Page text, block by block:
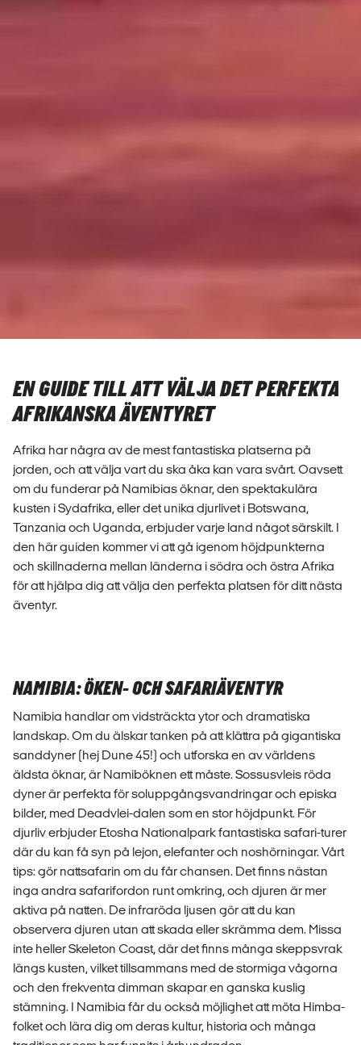
EN GUIDE TILL ATT VÄLJA DET PERFEKTA
AFRIKANSKA ÄVENTYRET
Afrika har några av de mest fantastiska platserna på
jorden, och att välja vart du ska åka kan vara svårt. Oavsett
om du funderar på Namibias öknar, den spektakulära
kusten i Sydafrika, eller det unika djurlivet i Botswana,
Tanzania och Uganda, erbjuder varje land något särskilt. I
den här guiden kommer vi att gå igenom höjdpunkterna
och skillnaderna mellan länderna i södra och östra Afrika
för att hjälpa dig att välja den perfekta platsen för ditt nästa
äventyr.
NAMIBIA: ÖKEN- OCH SAFARIÄVENTYR
Namibia handlar om vidsträckta ytor och dramatiska
landskap. Om du älskar tanken på att klättra på gigantiska
sanddyner (hej Dune 45!) och utforska en av världens
äldsta öknar, är Namiböknen ett måste. Sossusvleis röda
dyner är perfekta för soluppgångsvandringar och episka
bilder, med Deadvlei-dalen som en stor höjdpunkt. För
djurliv erbjuder Etosha Nationalpark fantastiska safari-turer
där du kan få syn på lejon, elefanter och noshörningar. Vårt
tips: gör nattsafarin om du får chansen. Det finns nästan
inga andra safarifordon runt omkring, och djuren är mer
aktiva på natten. De infraröda ljusen gör att du kan
observera djuren utan att skada eller skrämma dem. Missa
inte heller Skeleton Coast, där det finns många skeppsvrak
längs kusten, vilket tillsammans med de stormiga vågorna
och den frekventa dimman skapar en ganska kuslig
stämning. I Namibia får du också möjlighet att möta Himba-
folket och lära dig om deras kultur, historia och många